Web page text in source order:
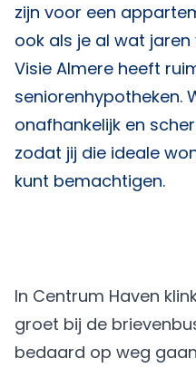
zijn voor een
ook als je al wat
Visie Almere heeft
seniorenhypotheken.
onafhankelijk en
zodat jij die ideale
kunt bemachtigen.
In Centrum Haven
groet bij de
bedaard op weg